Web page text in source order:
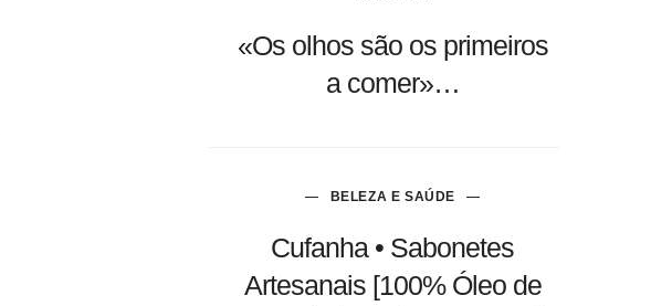
«Os olhos são os primeiros
a comer»…
BELEZA E SAÚDE
Cufanha • Sabonetes
Artesanais [100% Óleo de